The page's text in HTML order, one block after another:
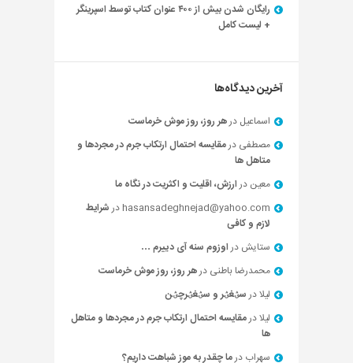
رایگان شدن بیش از ۴۰۰ عنوان کتاب توسط اسپرینگر
+ لیست کامل
آخرین دیدگاه‌ها
اسماعیل درهر روز، روز موش خرماست
مصطفی درمقایسه احتمال ارتکاب جرم در مجردها و
متاهل ها
معین درارزش، اقلیت و اکثریت در نگاه ما
hasansadeghnejad@yahoo.com درشرایط
لازم و کافی
ستایش دراوزوم سنه آی دییرم …
محمدرضا باطنی درهر روز، روز موش خرماست
لیلادرسؽغؽر و سؽغؽرچؽن
لیلادرمقایسه احتمال ارتکاب جرم در مجردها و متاهل
ها
سهراب درما چقدر به موز شباهت داریم؟